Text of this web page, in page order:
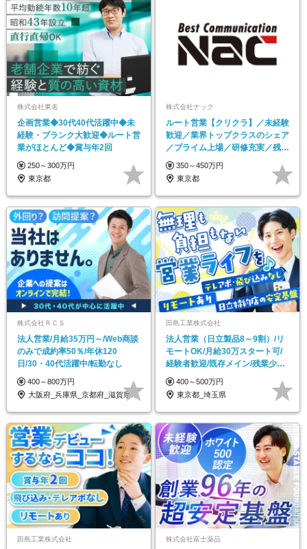
株式会社東名
企画営業◆30代40代活躍中◆未
経験・ブランク大歓迎◆ルート営
業がほとんど◆賞与年2回
250～300万円
東京都
株式会社ナック
ルート営業【クリクラ】／未経験
歓迎／業界トップクラスのシェア
／プライム上場／研修充実／残業
20H
350～450万円
東京都
株式会社ＲＣＳ
法人営業/月給35万円～/Web商談
のみで成約率50％/年休120
日/30・40代活躍中/転勤なし
400～800万円
大阪府_兵庫県_京都府_滋賀県_奈良県_…
田島工業株式会社
法人営業（日立製品8～9割）/リ
モートOK/月給30万スタート可/
経験者歓迎/既存メイン/残業少な
め
400～500万円
東京都_埼玉県
田島工業株式会社 株式会社富士薬品